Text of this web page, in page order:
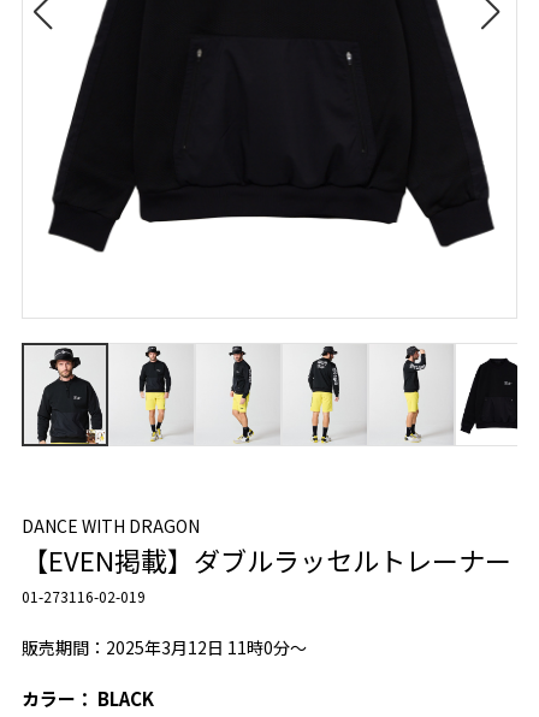
DANCE WITH DRAGON
【EVEN掲載】ダブルラッセルトレーナー
01-273116-02-019
販売期間：2025年3月12日 11時0分～
カラー： BLACK